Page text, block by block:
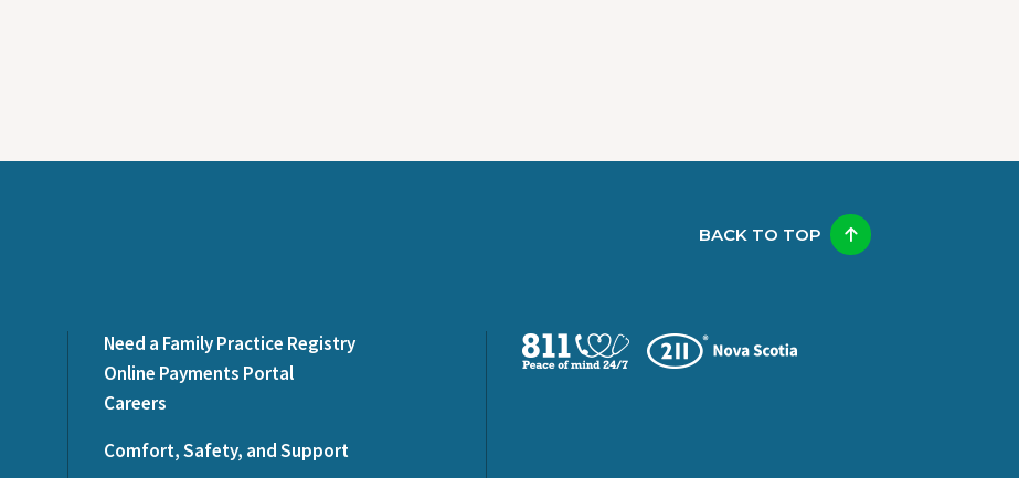
BACK TO TOP
Need a Family Practice Registry
Online Payments Portal
Careers
Comfort, Safety, and Support